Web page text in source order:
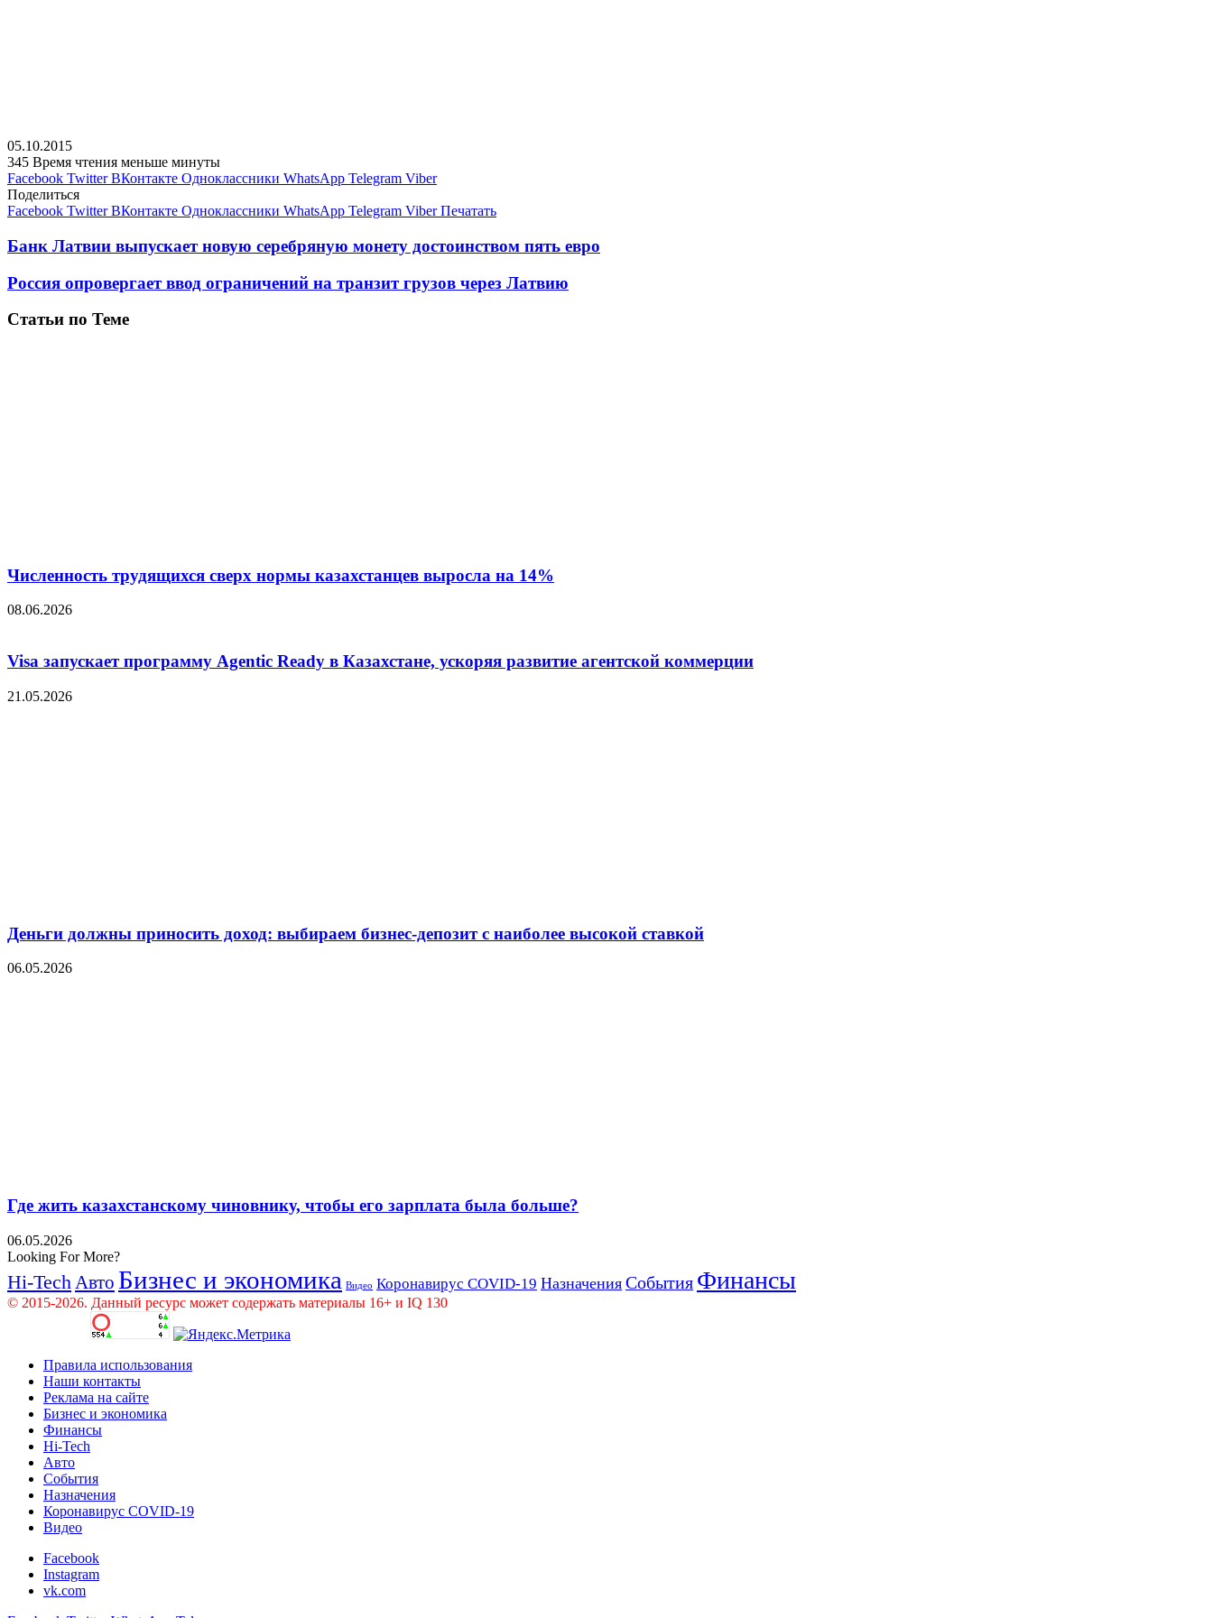
05.10.2015
345 Время чтения меньше минуты
Facebook Twitter ВКонтакте Одноклассники WhatsApp Telegram Viber
Поделиться
Facebook Twitter ВКонтакте Одноклассники WhatsApp Telegram Viber Печатать
Банк Латвии выпускает новую серебряную монету достоинством пять евро
Россия опровергает ввод ограничений на транзит грузов через Латвию
Статьи по Теме
Численность трудящихся сверх нормы казахстанцев выросла на 14%
08.06.2026
Visa запускает программу Agentic Ready в Казахстане, ускоряя развитие агентской коммерции
21.05.2026
Деньги должны приносить доход: выбираем бизнес-депозит с наиболее высокой ставкой
06.05.2026
Где жить казахстанскому чиновнику, чтобы его зарплата была больше?
06.05.2026
Looking For More?
Hi-Tech Авто Бизнес и экономика Видео Коронавирус COVID-19 Назначения События Финансы
© 2015-2026. Данный ресурс может содержать материалы 16+ и IQ 130
Правила использования
Наши контакты
Реклама на сайте
Бизнес и экономика
Финансы
Hi-Tech
Авто
События
Назначения
Коронавирус COVID-19
Видео
Facebook
Instagram
vk.com